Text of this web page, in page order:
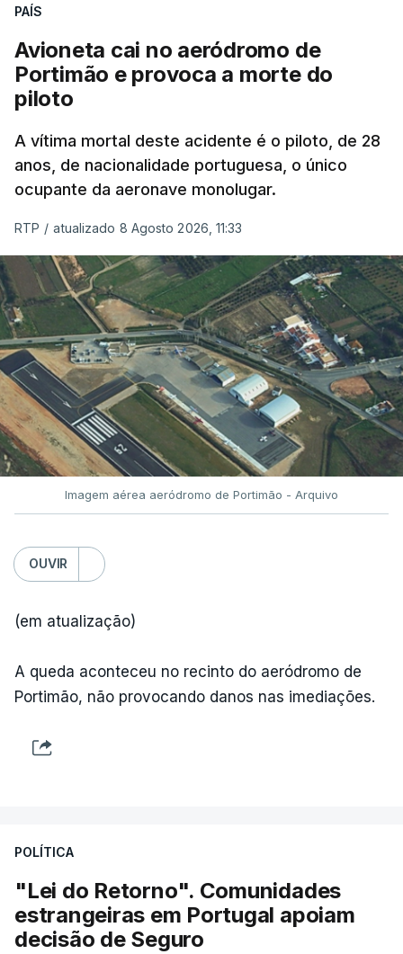
PAÍS
Avioneta cai no aeródromo de
Portimão e provoca a morte do
piloto
A vítima mortal deste acidente é o piloto, de 28
anos, de nacionalidade portuguesa, o único
ocupante da aeronave monolugar.
RTP / atualizado 8 Agosto 2026, 11:33
Imagem aérea aeródromo de Portimão - Arquivo
OUVIR
(em atualização)
A queda aconteceu no recinto do aeródromo de
Portimão, não provocando danos nas imediações.
POLÍTICA
"Lei do Retorno". Comunidades
estrangeiras em Portugal apoiam
decisão de Seguro